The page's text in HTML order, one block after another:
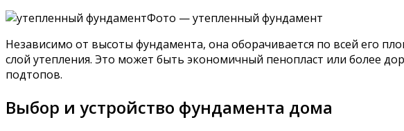
Фото — утепленный фундамент
Независимо от высоты фундамента, она оборачивается по всей его
слой утепления. Это может быть экономичный пенопласт или более
подтопов.
Выбор и устройство фундамента дома